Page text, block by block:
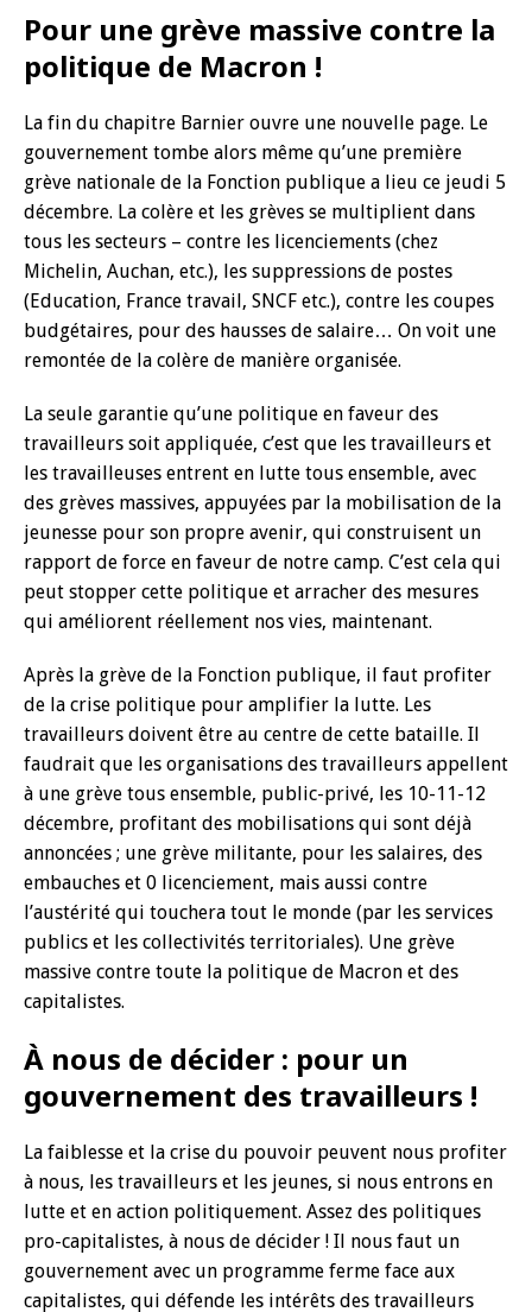
Pour une grève massive contre la
politique de Macron !
La fin du chapitre Barnier ouvre une nouvelle page. Le
gouvernement tombe alors même qu’une première
grève nationale de la Fonction publique a lieu ce jeudi 5
décembre. La colère et les grèves se multiplient dans
tous les secteurs – contre les licenciements (chez
Michelin, Auchan, etc.), les suppressions de postes
(Education, France travail, SNCF etc.), contre les coupes
budgétaires, pour des hausses de salaire… On voit une
remontée de la colère de manière organisée.
La seule garantie qu’une politique en faveur des
travailleurs soit appliquée, c’est que les travailleurs et
les travailleuses entrent en lutte tous ensemble, avec
des grèves massives, appuyées par la mobilisation de la
jeunesse pour son propre avenir, qui construisent un
rapport de force en faveur de notre camp. C’est cela qui
peut stopper cette politique et arracher des mesures
qui améliorent réellement nos vies, maintenant.
Après la grève de la Fonction publique, il faut profiter
de la crise politique pour amplifier la lutte. Les
travailleurs doivent être au centre de cette bataille. Il
faudrait que les organisations des travailleurs appellent
à une grève tous ensemble, public-privé, les 10-11-12
décembre, profitant des mobilisations qui sont déjà
annoncées ; une grève militante, pour les salaires, des
embauches et 0 licenciement, mais aussi contre
l’austérité qui touchera tout le monde (par les services
publics et les collectivités territoriales). Une grève
massive contre toute la politique de Macron et des
capitalistes.
À nous de décider : pour un
gouvernement des travailleurs !
La faiblesse et la crise du pouvoir peuvent nous profiter
à nous, les travailleurs et les jeunes, si nous entrons en
lutte et en action politiquement. Assez des politiques
pro-capitalistes, à nous de décider ! Il nous faut un
gouvernement avec un programme ferme face aux
capitalistes, qui défende les intérêts des travailleurs